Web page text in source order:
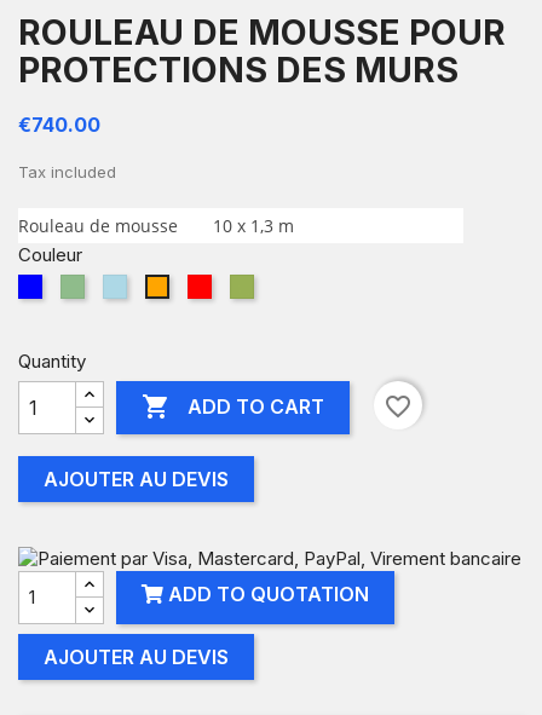
ROULEAU DE MOUSSE POUR
PROTECTIONS DES MURS
€740.00
Tax included
Rouleau de mousse
10 x 1,3 m
Couleur
Quantity
 ADD TO CART favorite_border
AJOUTER AU DEVIS
ADD TO QUOTATION
AJOUTER AU DEVIS